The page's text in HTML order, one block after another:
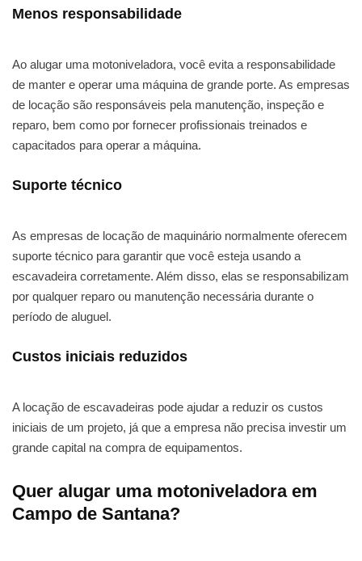
Menos responsabilidade
Ao alugar uma motoniveladora, você evita a responsabilidade
de manter e operar uma máquina de grande porte. As empresas
de locação são responsáveis pela manutenção, inspeção e
reparo, bem como por fornecer profissionais treinados e
capacitados para operar a máquina.
Suporte técnico
As empresas de locação de maquinário normalmente oferecem
suporte técnico para garantir que você esteja usando a
escavadeira corretamente. Além disso, elas se responsabilizam
por qualquer reparo ou manutenção necessária durante o
período de aluguel.
Custos iniciais reduzidos
A locação de escavadeiras pode ajudar a reduzir os custos
iniciais de um projeto, já que a empresa não precisa investir um
grande capital na compra de equipamentos.
Quer alugar uma motoniveladora em
Campo de Santana?